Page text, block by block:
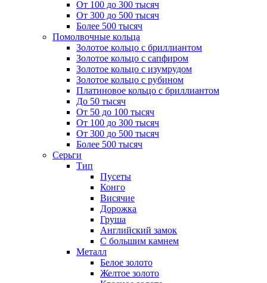
От 100 до 300 тысяч
От 300 до 500 тысяч
Более 500 тысяч
Помолвочные кольца
Золотое кольцо с бриллиантом
Золотое кольцо с сапфиром
Золотое кольцо с изумрудом
Золотое кольцо с рубином
Платиновое кольцо с бриллиантом
До 50 тысяч
От 50 до 100 тысяч
От 100 до 300 тысяч
От 300 до 500 тысяч
Более 500 тысяч
Серьги
Тип
Пусеты
Конго
Висячие
Дорожка
Груша
Английский замок
С большим камнем
Металл
Белое золото
Желтое золото